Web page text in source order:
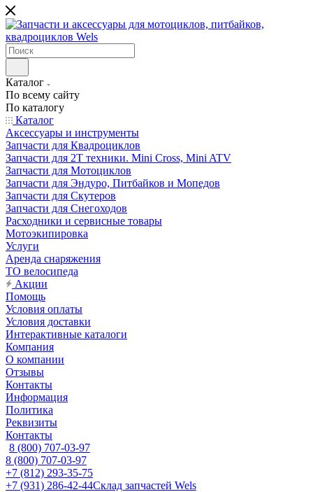
Каталог
По всему сайту
По каталогу
Каталог
Аксессуары и инструменты
Запчасти для Квадроциклов
Запчасти для 2T техники. Mini Cross, Mini ATV
Запчасти для Мотоциклов
Запчасти для Эндуро, Питбайков и Мопедов
Запчасти для Скутеров
Запчасти для Снегоходов
Расходники и сервисные товары
Мотоэкипировка
Услуги
Аренда снаряжения
ТО велосипеда
Акции
Помощь
Условия оплаты
Условия доставки
Интерактивные каталоги
Компания
О компании
Отзывы
Контакты
Информация
Политика
Реквизиты
Контакты
8 (800) 707-03-97
8 (800) 707-03-97
+7 (812) 293-35-75
+7 (931) 286-42-44Склад запчастей Wels